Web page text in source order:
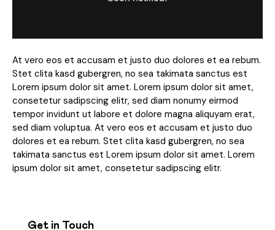
At vero eos et accusam et justo duo dolores et ea rebum.
Stet clita kasd gubergren, no sea takimata sanctus est
Lorem ipsum dolor sit amet. Lorem ipsum dolor sit amet,
consetetur sadipscing elitr, sed diam nonumy eirmod
tempor invidunt ut labore et dolore magna aliquyam erat,
sed diam voluptua. At vero eos et accusam et justo duo
dolores et ea rebum. Stet clita kasd gubergren, no sea
takimata sanctus est Lorem ipsum dolor sit amet. Lorem
ipsum dolor sit amet, consetetur sadipscing elitr.
Get in Touch